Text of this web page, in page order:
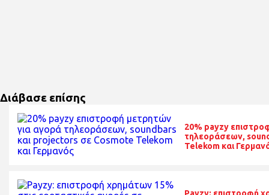
Διάβασε επίσης
20% payzy
τηλεοράσεων,
Telekom και